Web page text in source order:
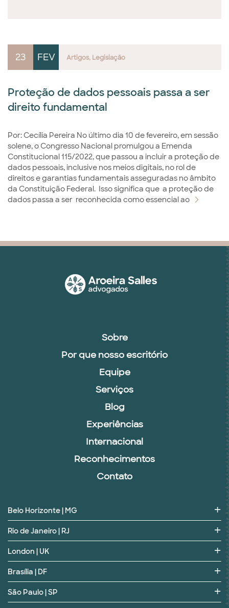
23 FEV Artigos Legislação
Proteção de dados pessoais passa a ser
direito fundamental
Por: Cecília Pereira No último dia 10 de fevereiro, em sessão
solene, o Congresso Nacional promulgou a Emenda
Constitucional 115/2022, que passou a incluir a proteção de
dados pessoais, inclusive nos meios digitais, no rol de
direitos e garantias fundamentais asseguradas no âmbito
da Constituição Federal. Isso significa que a proteção de
dados passa a ser reconhecida como essencial ao
Sobre
Por que nosso escritório
Equipe
Serviços
Blog
Experiências
Internacional
Reconhecimentos
Contato
Belo Horizonte | MG
Rio de Janeiro | RJ
London | UK
Brasília | DF
São Paulo | SP